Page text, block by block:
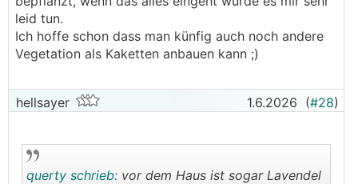
leid tun.
Ich hoffe schon dass man künfig auch noch andere
Vegetation als Kaketten anbauen kann ;)
hellsayer 1.6.2026 (#28)
querty schrieb: vor dem Haus ist sogar Lavendel